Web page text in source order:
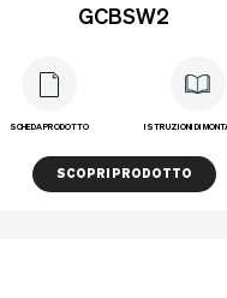
GCBSW2
SCHEDA PRODOTTO ISTRUZIONI DI
SCOPRI PRODOTTO